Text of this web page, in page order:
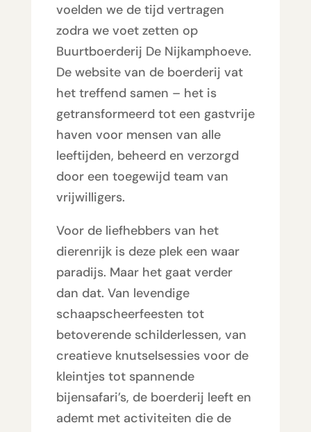
voelden we de tijd vertragen
zodra we voet zetten op
Buurtboerderij De Nijkamphoeve.
De website van de boerderij vat
het treffend samen – het is
getransformeerd tot een gastvrije
haven voor mensen van alle
leeftijden, beheerd en verzorgd
door een toegewijd team van
vrijwilligers.
Voor de liefhebbers van het
dierenrijk is deze plek een waar
paradijs. Maar het gaat verder
dan dat. Van levendige
schaapscheerfeesten tot
betoverende schilderlessen, van
creatieve knutselsessies voor de
kleintjes tot spannende
bijensafari’s, de boerderij leeft en
ademt met activiteiten die de